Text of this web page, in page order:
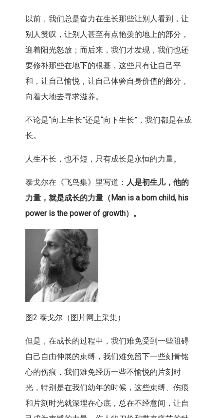
以前，我们总是奋力在生长那些让别人看到，让
别人赞叹，让别人甚至有点艳羡的地上的部分，
迎着阳光怒放；而后来，我们才发现，我们也还
要修补那些在地下的根基，这些只有让自己平
和，让自己愉悦，让自己体验自身价值的部分，
向着大地去寻求滋养。
不论是“向上生长”还是“向下生长”，我们都是在成
长。
人生不长，也不短，只有成长是永恒的力量。
泰戈尔在《飞鸟集》里写道： 人是初生儿，他的
力量，就是成长的力量（ Man is a born child, his
power is the power of growth）。
图2 泰戈尔（图片网上采集）
但是，在成长的过程中，我们难免受到一些阻碍
自己自由伸展的束缚，我们难免留下一些刻骨铭
心的伤痕，我们难免经历一些不愉悦的片刻时
光，特别是在我们幼年的时候，这些束缚、伤痕
和片刻时光就深埋在心底，总在不经意间，让自